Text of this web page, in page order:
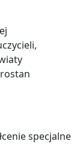
specjalne